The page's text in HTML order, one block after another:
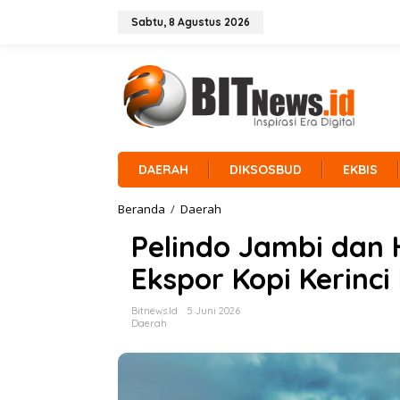
Sabtu, 8 Agustus 2026
DAERAH DIKSOSBUD EKBIS
Beranda / Daerah
l
i
n
o
m
Pelindo Jambi dan
Ekspor Kopi Kerinci
Bitnews.id
5 Juni 2026
Daerah